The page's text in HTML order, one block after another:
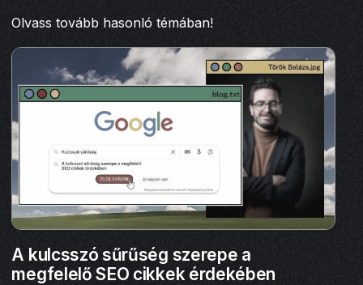
Olvass tovább hasonló témában!
A kulcsszó sűrűség szerepe a
megfelelő SEO cikkek érdekében